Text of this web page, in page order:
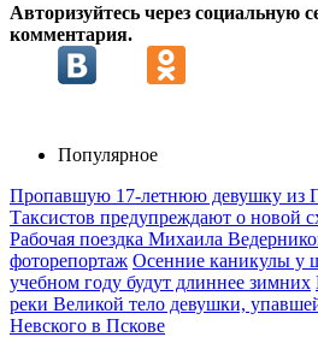
Авторизуйтесь через социальную
комментария.
Популярное
Пропавшую 17-летнюю девушку из
Таксистов предупреждают о новой
Рабочая поездка Михаила
фоторепортаж Осенние каникулы у
учебном году будут длиннее зимних
реки Великой тело девушки,
Невского в Пскове